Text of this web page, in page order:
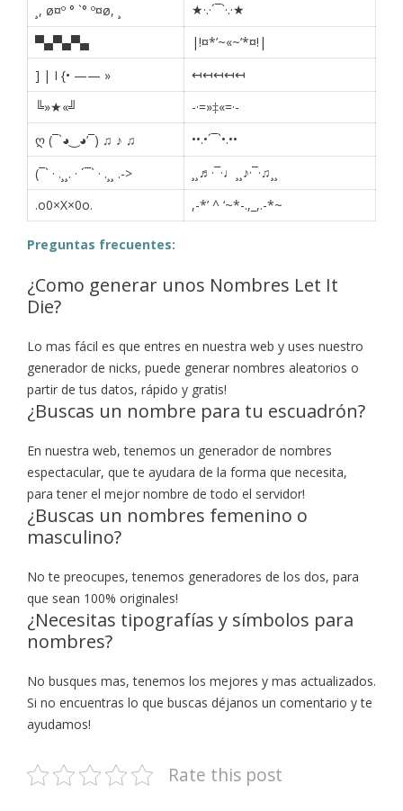
¸, ø¤º ° `° º¤ø, ¸
★·.·´¯`·.·★
▀▄▀▄▀▄
|!¤*’~«~’*¤!|
] | I {• —— »
↤↤↤↤↤
╚»★«╝
-·=»‡«=·-
ღ (¯`◕‿◕’¯) ♫ ♪ ♫
••.•´¯`•.••
(¯` · .¸¸. · ´¯` · .¸¸ .->
¸¸♬·¯·♩¸¸♪·¯·♫¸¸
.o0×X×0o.
,-*’ ^ ‘~*-.,_,.-*~
Preguntas frecuentes:
¿Como generar unos Nombres Let It
Die?
Lo mas fácil es que entres en nuestra web y uses nuestro
generador de nicks, puede generar nombres aleatorios o
partir de tus datos, rápido y gratis!
¿Buscas un nombre para tu escuadrón?
En nuestra web, tenemos un generador de nombres
espectacular, que te ayudara de la forma que necesita,
para tener el mejor nombre de todo el servidor!
¿Buscas un nombres femenino o
masculino?
No te preocupes, tenemos generadores de los dos, para
que sean 100% originales!
¿Necesitas tipografías y símbolos para
nombres?
No busques mas, tenemos los mejores y mas actualizados.
Si no encuentras lo que buscas déjanos un comentario y te
ayudamos!
Rate this post